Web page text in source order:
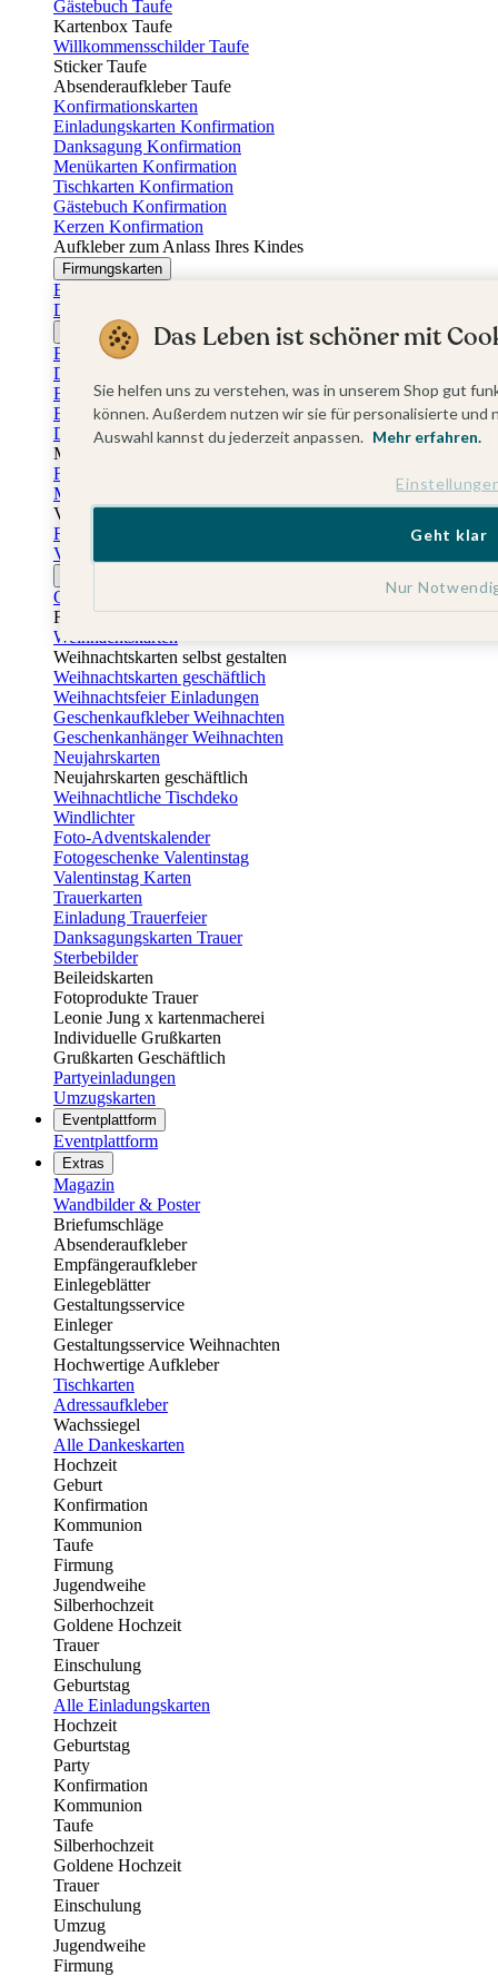
Gästebuch Taufe
Kartenbox Taufe
Willkommensschilder Taufe
Sticker Taufe
Absenderaufkleber Taufe
Konfirmationskarten
Einladungskarten Konfirmation
Danksagung Konfirmation
Menükarten Konfirmation
Tischkarten Konfirmation
Gästebuch Konfirmation
Kerzen Konfirmation
Aufkleber zum Anlass Ihres Kindes
Firmungskarten
Einladungskarten Firmung
Dankeskarten Firmung
Jugendweihekarten
Einladungskarten Jugendweihe
Dankeskarten Jugendweihe
Einschulungskarten
Einladungskarten Einschulung
Danksagung Einschulung
Muttertag
Fotogeschenke Muttertag
Muttertagskarten
Vatertag
Fotogeschenke Vatertag
Vatertagskarten
Osterkarten
Fotogeschenke zu Ostern
Weihnachtskarten
Weihnachtskarten selbst gestalten
Weihnachtskarten geschäftlich
Weihnachtsfeier Einladungen
Geschenkaufkleber Weihnachten
Geschenkanhänger Weihnachten
Neujahrskarten
Neujahrskarten geschäftlich
Weihnachtliche Tischdeko
Windlichter
Foto-Adventskalender
Fotogeschenke Valentinstag
Valentinstag Karten
Trauerkarten
Einladung Trauerfeier
Danksagungskarten Trauer
Sterbebilder
Beileidskarten
Fotoprodukte Trauer
Leonie Jung x kartenmacherei
Individuelle Grußkarten
Grußkarten Geschäftlich
Partyeinladungen
Umzugskarten
Eventplattform
Eventplattform
Extras
Magazin
Wandbilder & Poster
Briefumschläge
Absenderaufkleber
Empfängeraufkleber
Einlegeblätter
Gestaltungsservice
Einleger
Gestaltungsservice Weihnachten
Hochwertige Aufkleber
Tischkarten
Adressaufkleber
Wachssiegel
Alle Dankeskarten
Hochzeit
Geburt
Konfirmation
Kommunion
Taufe
Firmung
Jugendweihe
Silberhochzeit
Goldene Hochzeit
Trauer
Einschulung
Geburtstag
Alle Einladungskarten
Hochzeit
Geburtstag
Party
Konfirmation
Kommunion
Taufe
Silberhochzeit
Goldene Hochzeit
Trauer
Einschulung
Umzug
Jugendweihe
Firmung
Das Leben ist schöner mit
Sie helfen uns zu verstehen, was in unserem Shop gut
können. Außerdem nutzen wir sie für personalisierte
Auswahl kannst du jederzeit anpassen. Mehr erfahren.
Nur
Geht klar